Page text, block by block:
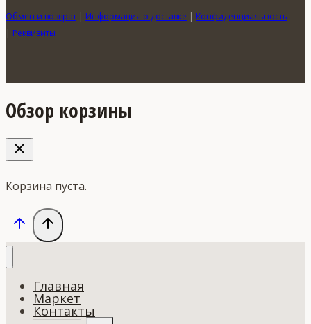
Обмен и возврат | Информация о доставке | Конфиденциальность
| Реквизиты
Обзор корзины
Корзина пуста.
Главная
Маркет
Контакты